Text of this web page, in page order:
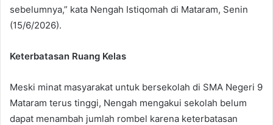
sebelumnya,” kata Nengah Istiqomah di Mataram, Senin
(15/6/2026).
Keterbatasan Ruang Kelas
Meski minat masyarakat untuk bersekolah di SMA Negeri 9
Mataram terus tinggi, Nengah mengakui sekolah belum
dapat menambah jumlah rombel karena keterbatasan